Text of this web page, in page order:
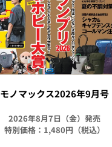
モノマックス2026年9月号
2026年8月7日（金）発売
特別価格：1,480円（税込）